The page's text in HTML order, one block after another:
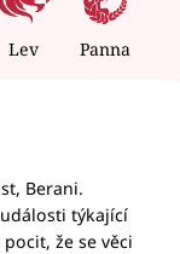
Lev Panna
Berani.
týkající
že se věci